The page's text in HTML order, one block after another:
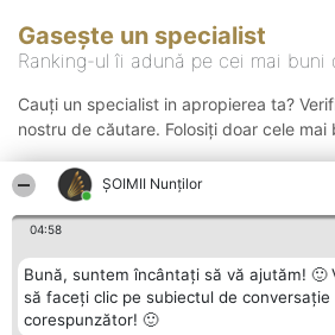
ȘOIMII Nunților
04:58
Bună, suntem încântați să vă ajutăm! 🙂
să faceți clic pe subiectul de conversație
corespunzător! 🙂
Gasește un specialist
Ranking-ul îi adună pe cei mai buni
Cauți un specialist in apropierea ta?
nostru de căutare. Folosiți doar cele mai